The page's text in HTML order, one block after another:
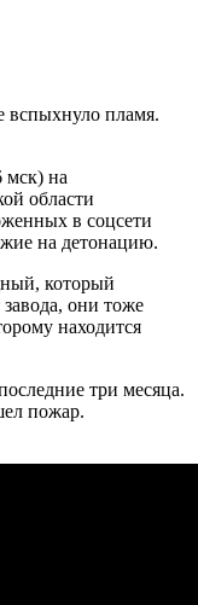
вспыхнуло пламя.
мск) на
области
в соцсети
на детонацию.
который
они тоже
находится
три месяца.
пожар.